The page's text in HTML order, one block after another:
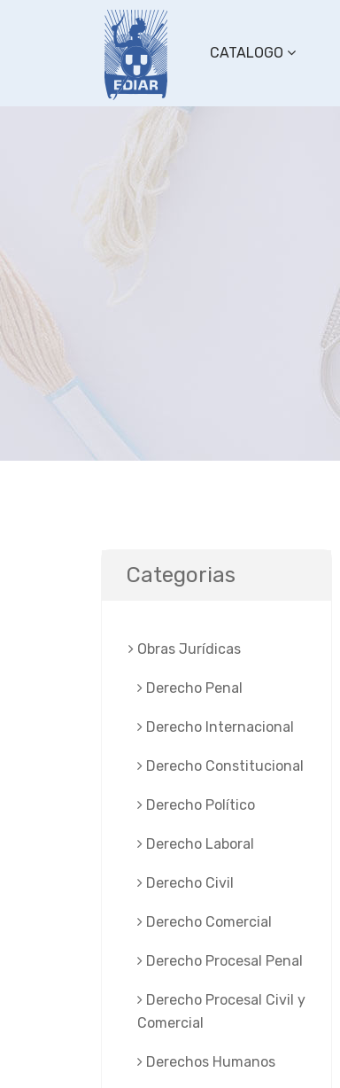
CATALOGO
Categorias
Obras Jurí­dicas
Derecho Penal
Derecho Internacional
Derecho Constitucional
Derecho Político
Derecho Laboral
Derecho Civil
Derecho Comercial
Derecho Procesal Penal
Derecho Procesal Civil y
Comercial
Derechos Humanos